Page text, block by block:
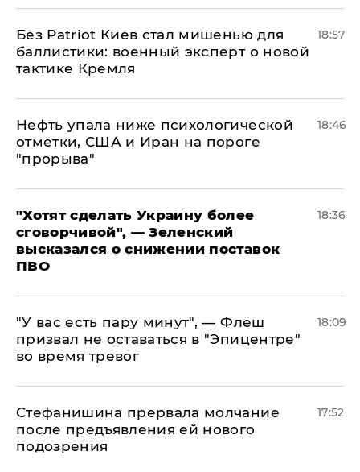
​Без Patriot Киев стал мишенью для
баллистики: военный эксперт о новой
тактике Кремля
18:57
Нефть упала ниже психологической
отметки, США и Иран на пороге
"прорыва"
18:46
​"Хотят сделать Украину более
сговорчивой", — Зеленский
высказался о снижении поставок
ПВО
18:36
​"У вас есть пару минут", — Флеш
призвал не оставаться в "Эпицентре"
во время тревог
18:09
Стефанишина прервала молчание
после предъявления ей нового
подозрения
17:52